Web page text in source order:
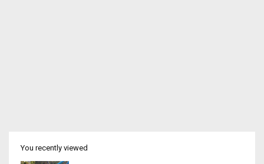
You recently viewed